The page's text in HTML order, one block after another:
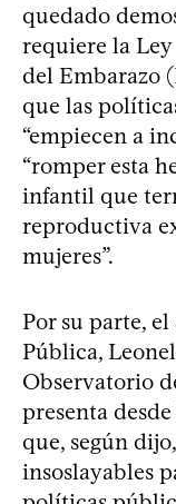
quedado
requiere la
del Embarazo
que las
“empiecen a
“romper esta
infantil que
reproductiva
mujeres”.
Por su parte,
Pública,
Observatorio
presenta
que, según
insoslayables